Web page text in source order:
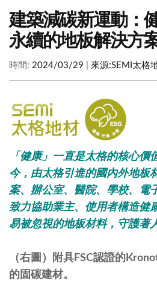
建築減碳新運動：
永續的地板解決方
時間: 2024/03/29 來源:SEMI太格
「健康」一直是太格的核心價
今，由太格引進的國內外地板
案、辦公室、醫院、學校、電
致力協助業主、使用者構造健
易被忽視的地板材料，守護著
（右圖）附具FSC認證的
的固碳建材。